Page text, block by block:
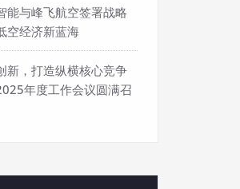
能与峰飞航空签署战略
空经济新蓝海
新，打造纵横核心竞争
年度工作会议圆满召